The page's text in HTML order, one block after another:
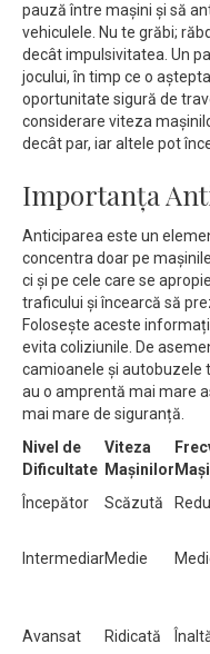
pauză între mașini și să
vehiculele. Nu te grăbi;
decât impulsivitatea. Un
jocului, în timp ce o
oportunitate sigură de
considerare viteza
decât par, iar altele pot
Importanța
Anticiparea este un
concentra doar pe
ci și pe cele care se
traficului și încearcă să
Folosește aceste
evita coliziunile. De
camioanele și autobuzele
au o amprentă mai mare
mai mare de siguranță.
Nivel de
Dificultate
Viteza
Mașinilor
Începător Scăzută
IntermediarMedie
Avansat Ridicată